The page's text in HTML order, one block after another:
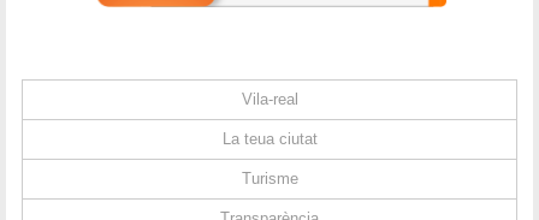
Vila-real
La teua ciutat
Turisme